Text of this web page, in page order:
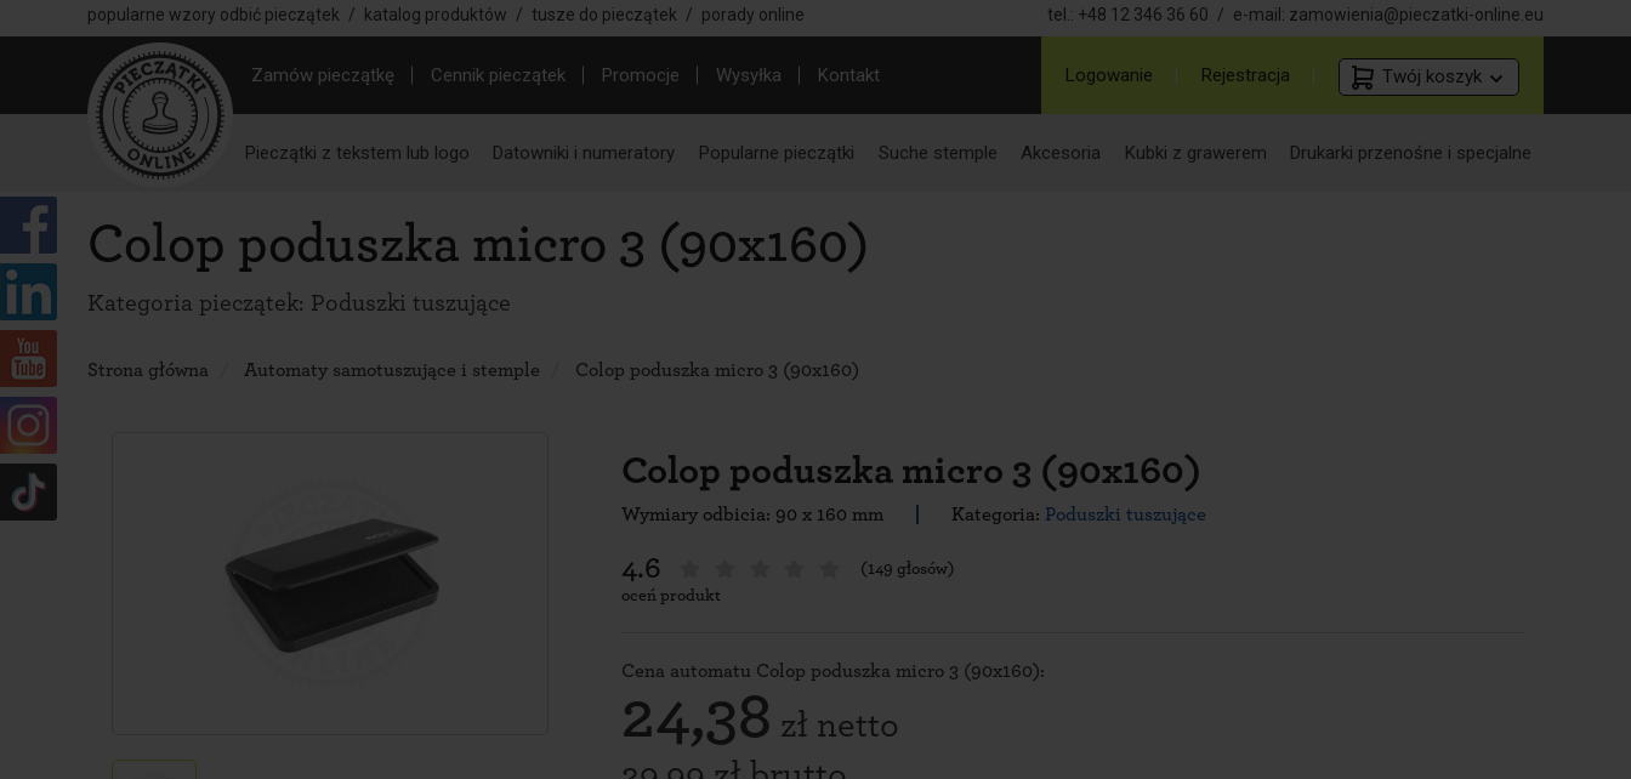
popularne wzory odbić pieczątek / katalog produktów / tusze do pieczątek / porady online tel.: +48 12 346 36 60 / e-mail: zamowienia@pieczatki-online.eu
Logowanie Rejestracja Twój koszyk
Zamów pieczątkę Cennik pieczątek Promocje Wysyłka Kontakt
Pieczątki z tekstem lub logo Datowniki i numeratory Popularne pieczątki Suche stemple Akcesoria Kubki z grawerem Drukarki przenośne i specjalne
Colop poduszka micro 3 (90x160)
Kategoria pieczątek: Poduszki tuszujące
Strona główna Automaty samotuszujące i stemple Colop poduszka micro 3 (90x160)
Colop poduszka micro 3 (90x160)
Wymiary odbicia: 90 x 160 mm Kategoria: Poduszki tuszujące
4.6
(149 głosów)
oceń produkt
Cena automatu Colop poduszka micro 3 (90x160):
24,38 zł netto